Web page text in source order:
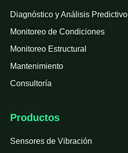
Diagnóstico y Análisis Predictivo
Monitoreo de Condiciones
Monitoreo Estructural
Mantenimiento
Consultoría
Productos
Sensores de Vibración